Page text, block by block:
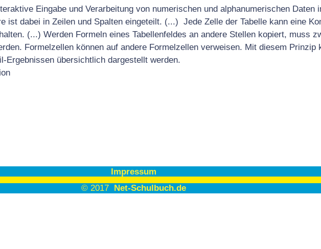
Eingabe und Verarbeitung von numerischen und alphanumerischen Daten
ist dabei in Zeilen und Spalten eingeteilt. (...) Jede Zelle der Tabelle kann eine
(...) Werden Formeln eines Tabellenfeldes an andere Stellen kopiert, muss
Formelzellen können auf andere Formelzellen verweisen. Mit diesem Prinzip
Ergebnissen übersichtlich dargestellt werden.
Impressum
© 2017 Net-Schulbuch.de